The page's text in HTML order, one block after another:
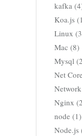
kafka
Koa.js
Linux
Mac (8)
Mysql
Net
Nginx
node (1)
Node.js